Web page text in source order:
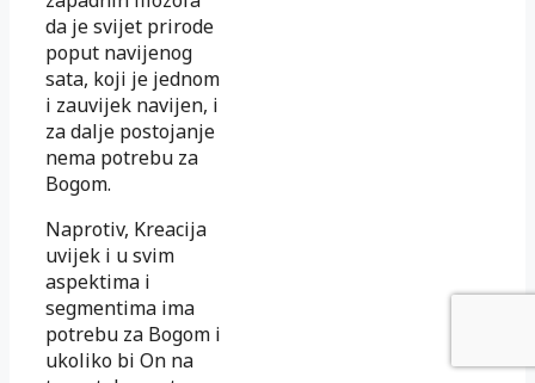
da je svijet prirode
poput navijenog
sata, koji je jednom
i zauvijek navijen, i
za dalje postojanje
nema potrebu za
Bogom.
Naprotiv, Kreacija
uvijek i u svim
aspektima i
segmentima ima
potrebu za Bogom i
ukoliko bi On na